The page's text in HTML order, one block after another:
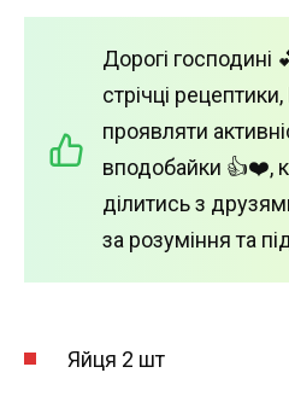
Дорогі господині
стрічці рецептики,
проявляти
вподобайки 👍❤️,
ділитись з
за розуміння та
Яйця 2 шт